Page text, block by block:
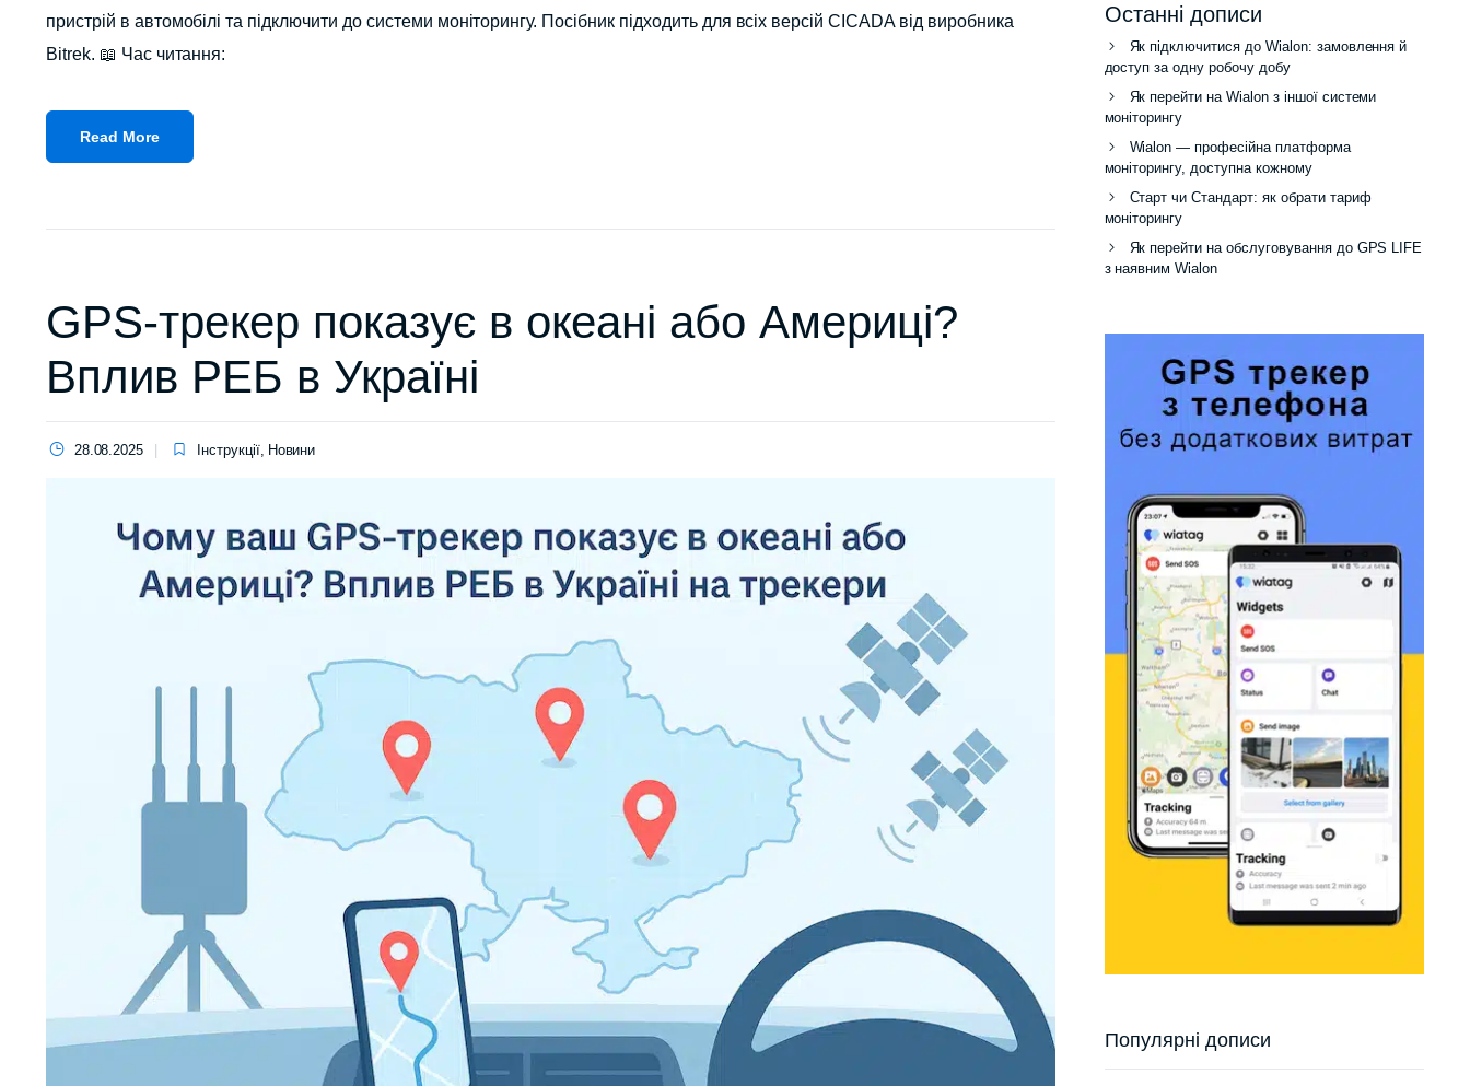
пристрій в автомобілі та підключити до системи моніторингу. Посібник підходить для всіх версій CICADA від виробника
Bitrek. 📖 Час читання:
Read More
GPS-трекер показує в океані або Америці?
Вплив РЕБ в Україні
28.08.2025 Інструкції, Новини
Останні дописи
Як підключитися до Wialon: замовлення й
доступ за одну робочу добу
Як перейти на Wialon з іншої системи
моніторингу
Wialon — професійна платформа
моніторингу, доступна кожному
Старт чи Стандарт: як обрати тариф
моніторингу
Як перейти на обслуговування до GPS LIFE
з наявним Wialon
Популярні дописи